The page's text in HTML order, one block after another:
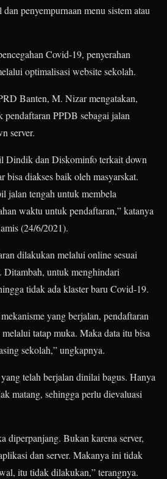
penyempurnaan menu sistem atau
Covid-19, penyerahan
optimalisasi website sekolah.
Banten, M. Nizar mengatakan,
pendaftaran PPDB sebagai jalan
server.
Dindik dan Diskominfo terkait down
bisa diakses baik oleh masyarskat.
jalan tengah untuk membela
waktu untuk pendaftaran,” katanya
(24/6/2021).
dilakukan melalui online sesuai
Ditambah, untuk menghindari
tidak ada klaster baru Covid-19.
yang berjalan, pendaftaran
tatap muka. Maka data itu bisa
sekolah,” ungkapnya.
telah berjalan dinilai bagus. Hanya
matang, sehingga perlu dievaluasi
diperpanjang. Bukan karena server,
dan server. Makanya ini tidak
itu tidak dilakukan,” terangnya.